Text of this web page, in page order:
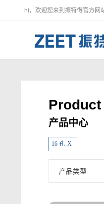
hi，欢迎您来到振特得官方网
Product
产品中心
16 孔 X
产品类型